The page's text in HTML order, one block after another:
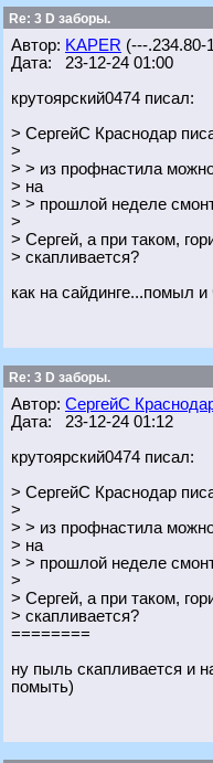
Re: 3 D заборы.
Автор: KAPER (---.234.80-
Дата: 23-12-24 01:00
крутоярский0474 писал:
> СергейС Краснодар
>
> > из профнастила
> на
> > прошлой неделе
>
> Сергей, а при таком,
> скапливается?
как на сайдинге...помыл и
Re: 3 D заборы.
Автор: СергейС
Дата: 23-12-24 01:12
крутоярский0474 писал:
> СергейС Краснодар
>
> > из профнастила
> на
> > прошлой неделе
>
> Сергей, а при таком,
> скапливается?
========
ну пыль скапливается и
помыть)